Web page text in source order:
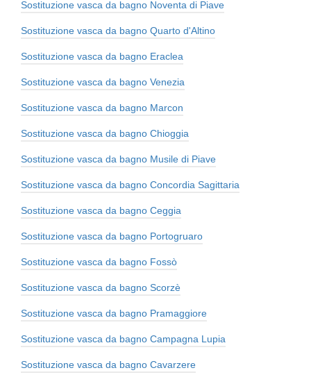
Sostituzione vasca da bagno Noventa di Piave
Sostituzione vasca da bagno Quarto d'Altino
Sostituzione vasca da bagno Eraclea
Sostituzione vasca da bagno Venezia
Sostituzione vasca da bagno Marcon
Sostituzione vasca da bagno Chioggia
Sostituzione vasca da bagno Musile di Piave
Sostituzione vasca da bagno Concordia Sagittaria
Sostituzione vasca da bagno Ceggia
Sostituzione vasca da bagno Portogruaro
Sostituzione vasca da bagno Fossò
Sostituzione vasca da bagno Scorzè
Sostituzione vasca da bagno Pramaggiore
Sostituzione vasca da bagno Campagna Lupia
Sostituzione vasca da bagno Cavarzere